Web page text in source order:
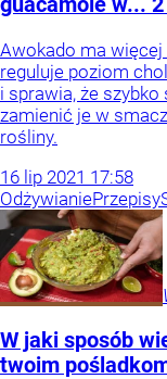
guacamole w...
Awokado ma więcej
reguluje poziom
i sprawia, że
zamienić je w
rośliny.
16 lip 2021 17:58
OdżywianiePrzepisy
W jaki sposób
twoim